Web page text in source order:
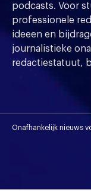
podcasts. Voor
professionele
ideeen en
journalistieke
redactiestatuut,
Onafhankelijk nieuws